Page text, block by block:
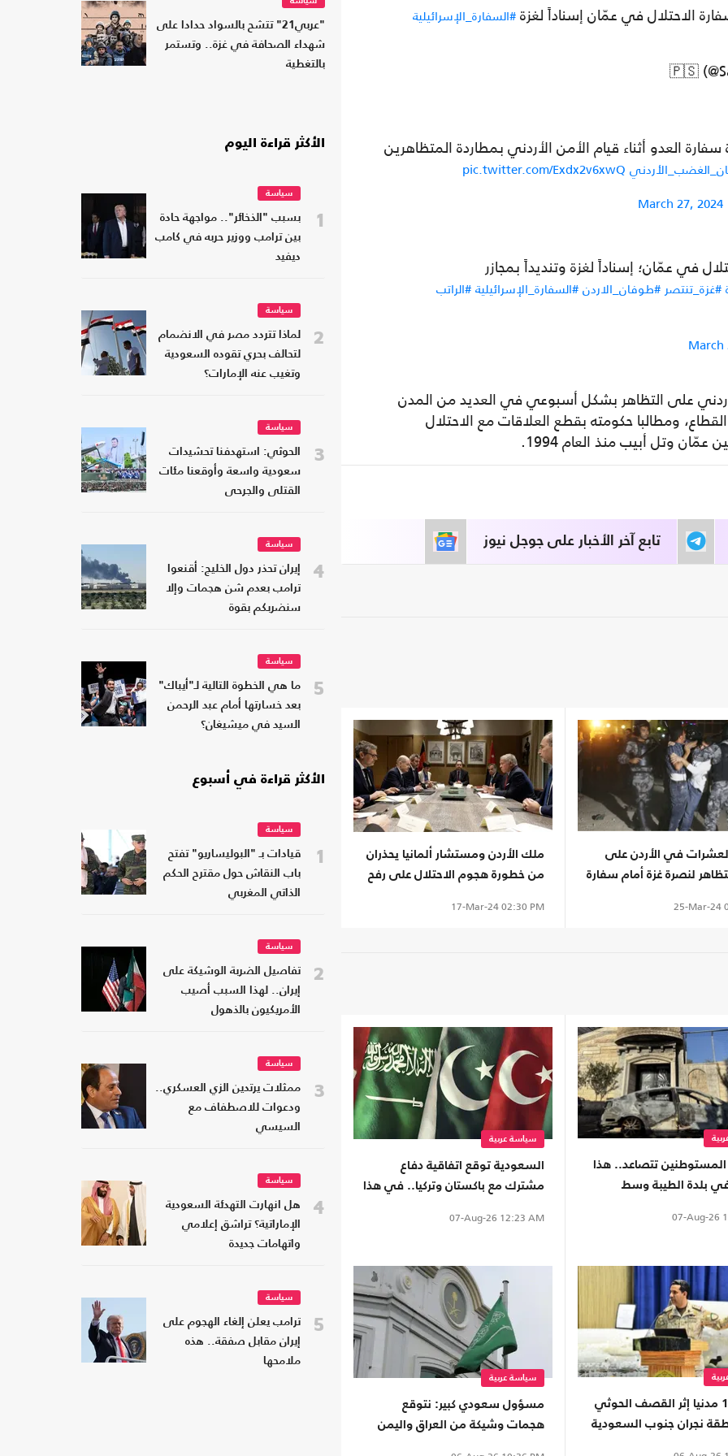
الاحتلال في عمّان إسناداً لغزة #السفارة_الإسرائيلية
العدو أثناء قيام الأمن الأردني بمطاردة المتظاهرين
pic.twitter.com/Exdx2v6xwQ
March 27, 2024
في عمّان؛ إسناداً لغزة وتنديداً بمجازر
#غزة_تنتصر #طوفان_الاردن #السفارة_الإسرائيلية #الراتب
March
على التظاهر بشكل أسبوعي في العديد من المدن
ومطالبا حكومته بقطع العلاقات مع الاحتلال
وتل أبيب منذ العام 1994.
تابع آخر الأخبار على جوجل نيوز
في الأردن على
لنصرة غزة أمام سفارة
25-Mar-24
ملك الأردن ومستشار ألمانيا يحذران
من خطورة هجوم الاحتلال على رفح
17-Mar-2402:30 PM
تتصاعد.. هذا
بلدة الطيبة وسط
07-Aug-26
سياسة عربية
السعودية توقع اتفاقية دفاع
مشترك مع باكستان وتركيا.. في هذا
07-Aug-26 12:23 AM
إصابة 11 مدنيا إثر القصف الحوثي
نجران جنوب السعودية
سياسة عربية
مسؤول سعودي كبير: نتوقع
هجمات وشيكة من العراق واليمن
"عربي21" تتشح بالسواد حدادا على
شهداء الصحافة في غزة.. وتستمر
بالتغطية
الأكثر قراءة اليوم
1
سياسة
بسبب "الذخائر".. مواجهة حادة
بين ترامب ووزير حربه في كامب
ديفيد
2
سياسة
لماذا تتردد مصر في الانضمام
لتحالف بحري تقوده السعودية
وتغيب عنه الإمارات؟
3
سياسة
الحوثي: استهدفنا تحشيدات
سعودية واسعة وأوقعنا مئات
القتلى والجرحى
4
سياسة
إيران تحذر دول الخليج: أقنعوا
ترامب بعدم شن هجمات وإلا
سنضربكم بقوة
5
سياسة
ما هي الخطوة التالية لـ"أيباك"
بعد خسارتها أمام عبد الرحمن
السيد في ميشيغان؟
الأكثر قراءة في أسبوع
1
سياسة
قيادات بـ "البوليساريو" تفتح
باب النقاش حول مقترح الحكم
الذاتي المغربي
2
سياسة
تفاصيل الضربة الوشيكة على
إيران.. لهذا السبب أصيب
الأمريكيون بالذهول
3
سياسة
ممثلات يرتدين الزي العسكري..
ودعوات للاصطفاف مع
السيسي
4
سياسة
هل انهارت التهدئة السعودية
الإماراتية؟ تراشق إعلامي
واتهامات جديدة
5
سياسة
ترامب يعلن إلغاء الهجوم على
إيران مقابل صفقة.. هذه
ملامحها